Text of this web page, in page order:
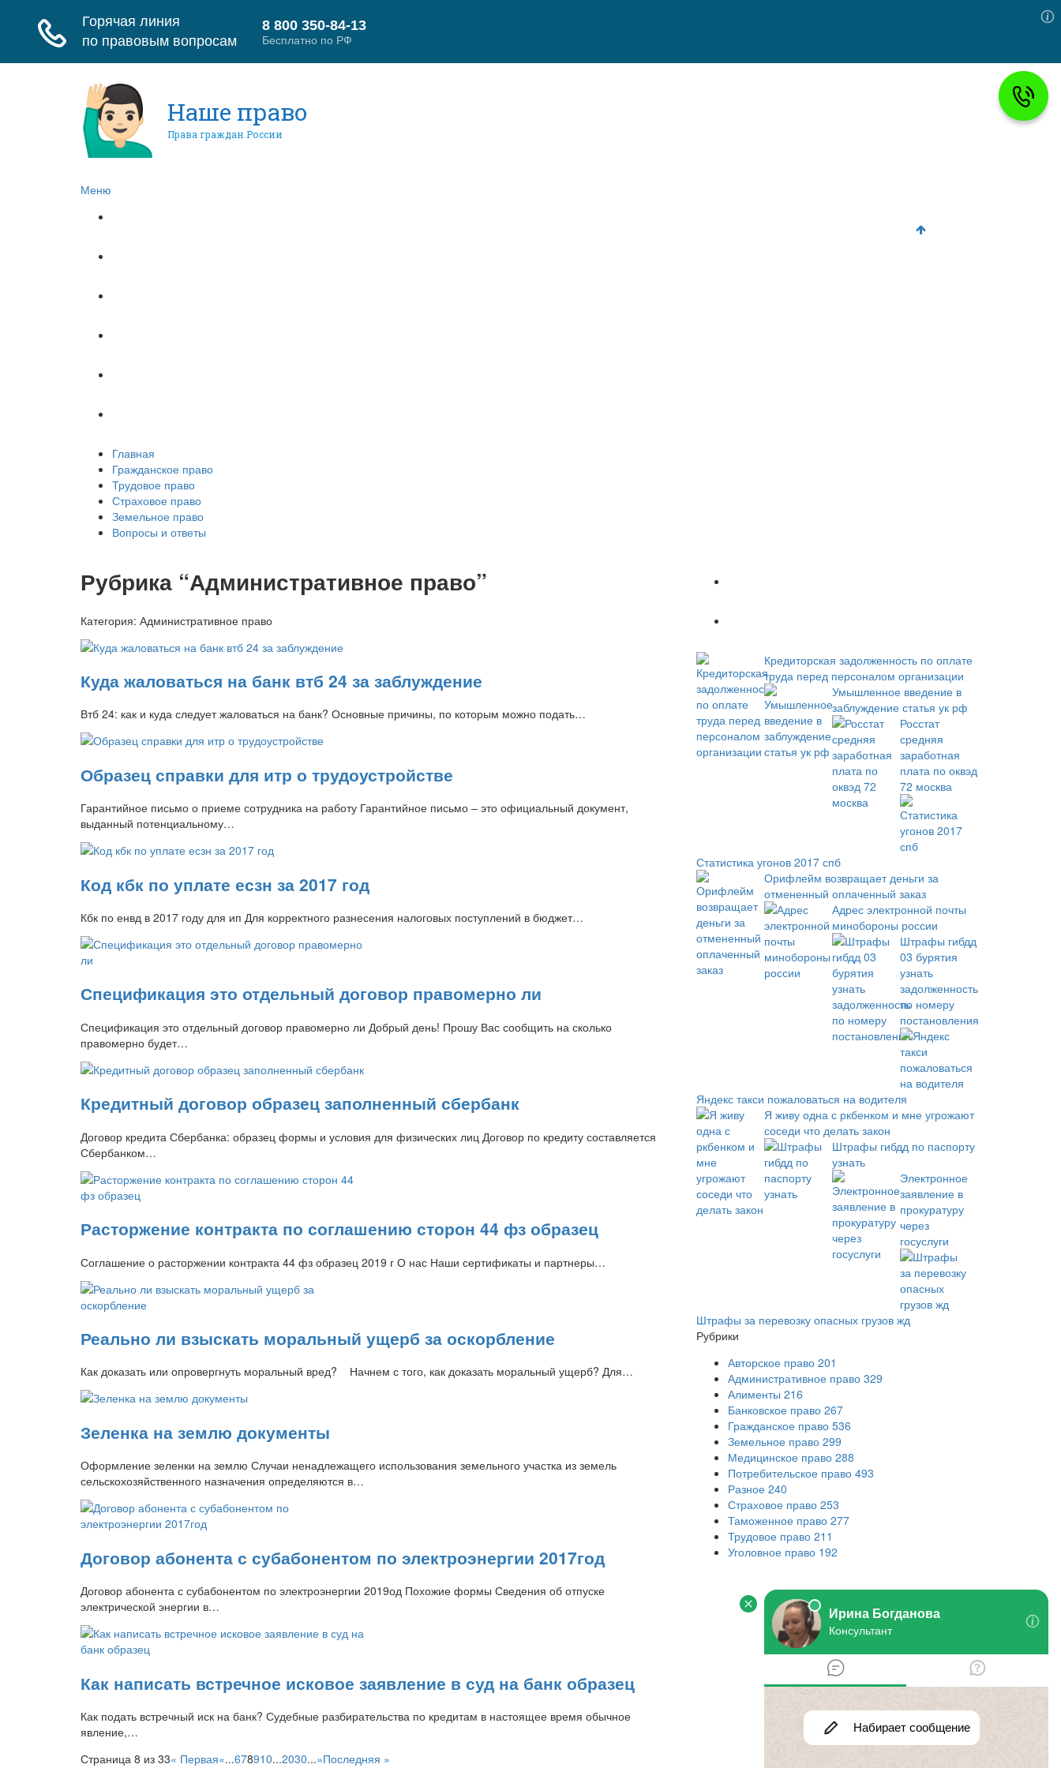
Наше право
Права граждан России
Меню
Главная
Гражданское право
Трудовое право
Страховое право
Земельное право
Вопросы и ответы
Рубрика “Административное право”
Категория: Административное право
Куда жаловаться на банк втб 24 за заблуждение
Втб 24: как и куда следует жаловаться на банк? Основные причины, по которым можно подать…
Образец справки для итр о трудоустройстве
Гарантийное письмо о приеме сотрудника на работу Гарантийное письмо – это официальный документ,
выданный потенциальному…
Код кбк по уплате есзн за 2017 год
Кбк по енвд в 2017 году для ип Для корректного разнесения налоговых поступлений в бюджет…
Спецификация это отдельный договор правомерно ли
Спецификация это отдельный договор правомерно ли Добрый день! Прошу Вас сообщить на сколько
правомерно будет…
Кредитный договор образец заполненный сбербанк
Договор кредита Сбербанка: образец формы и условия для физических лиц Договор по кредиту составляется
Сбербанком…
Расторжение контракта по соглашению сторон 44 фз образец
Соглашение о расторжении контракта 44 фз образец 2019 г О нас Наши сертификаты и партнеры…
Реально ли взыскать моральный ущерб за оскорбление
Как доказать или опровергнуть моральный вред? Начнем с того, как доказать моральный ущерб? Для…
Зеленка на землю документы
Оформление зеленки на землю Случаи ненадлежащего использования земельного участка из земель
сельскохозяйственного назначения определяются в…
Договор абонента с субабонентом по электроэнергии 2017год
Договор абонента с субабонентом по электроэнергии 2019од Похожие формы Сведения об отпуске
электрической энергии в…
Как написать встречное исковое заявление в суд на банк образец
Как подать встречный иск на банк? Судебные разбирательства по кредитам в настоящее время обычное
явление,…
Страница 8 из 33« Первая«...678910...2030...»Последняя »
Кредиторская задолженность по оплате
труда перед персоналом организации
Умышленное введение в
заблуждение статья ук рф
Росстат
средняя
заработная
плата по оквэд
72 москва
Статистика угонов 2017 спб
Орифлейм возвращает деньги за
отмененный оплаченный заказ
Адрес электронной почты
минобороны россии
Штрафы гибдд
03 бурятия
узнать
задолженность
по номеру
постановления
Яндекс такси пожаловаться на водителя
Я живу одна с ркбенком и мне угрожают
соседи что делать закон
Штрафы гибдд по паспорту
узнать
Электронное
заявление в
прокуратуру
через
госуслуги
Штрафы за перевозку опасных грузов жд
Рубрики
Авторское право 201
Административное право 329
Алименты 216
Банковское право 267
Гражданское право 536
Земельное право 299
Медицинское право 288
Потребительское право 493
Разное 240
Страховое право 253
Таможенное право 277
Трудовое право 211
Уголовное право 192